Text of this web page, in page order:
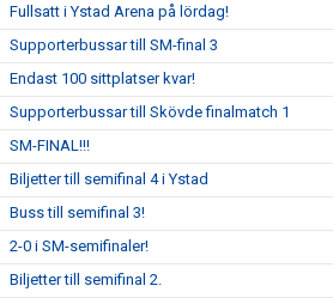
Fullsatt i Ystad Arena på lördag!
Supporterbussar till SM-final 3
Endast 100 sittplatser kvar!
Supporterbussar till Skövde finalmatch 1
SM-FINAL!!!
Biljetter till semifinal 4 i Ystad
Buss till semifinal 3!
2-0 i SM-semifinaler!
Biljetter till semifinal 2.